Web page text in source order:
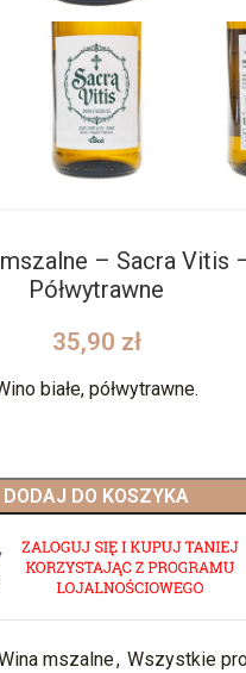
– Sacra Vitis
Półwytrawne
35,90 zł
białe, półwytrawne.
DODAJ DO KOSZYKA
mszalne, Wszystkie